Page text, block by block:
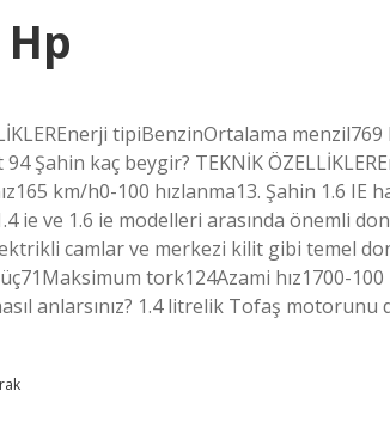
tipiBenzinOrtalama
Şahin kaç beygir? TEKNİK
km/h0-100 hızlanma13. Şahin 1.6 IE
ie ve 1.6 ie modelleri arasında önemli
camlar ve merkezi kilit gibi temel
tork124Azami hız1700-
anlarsınız? 1.4 litrelik Tofaş